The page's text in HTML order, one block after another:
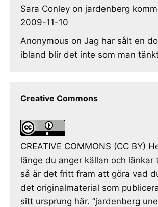
Sara Conley on jardenberg
2009-11-10
Anonymous on Jag har sålt en
ibland blir det inte som man
Creative Commons
CREATIVE COMMONS (CC BY)
länge du anger källan och länkar
så är det fritt fram att göra vad
det originalmaterial som
sitt ursprung här. ”jardenberg